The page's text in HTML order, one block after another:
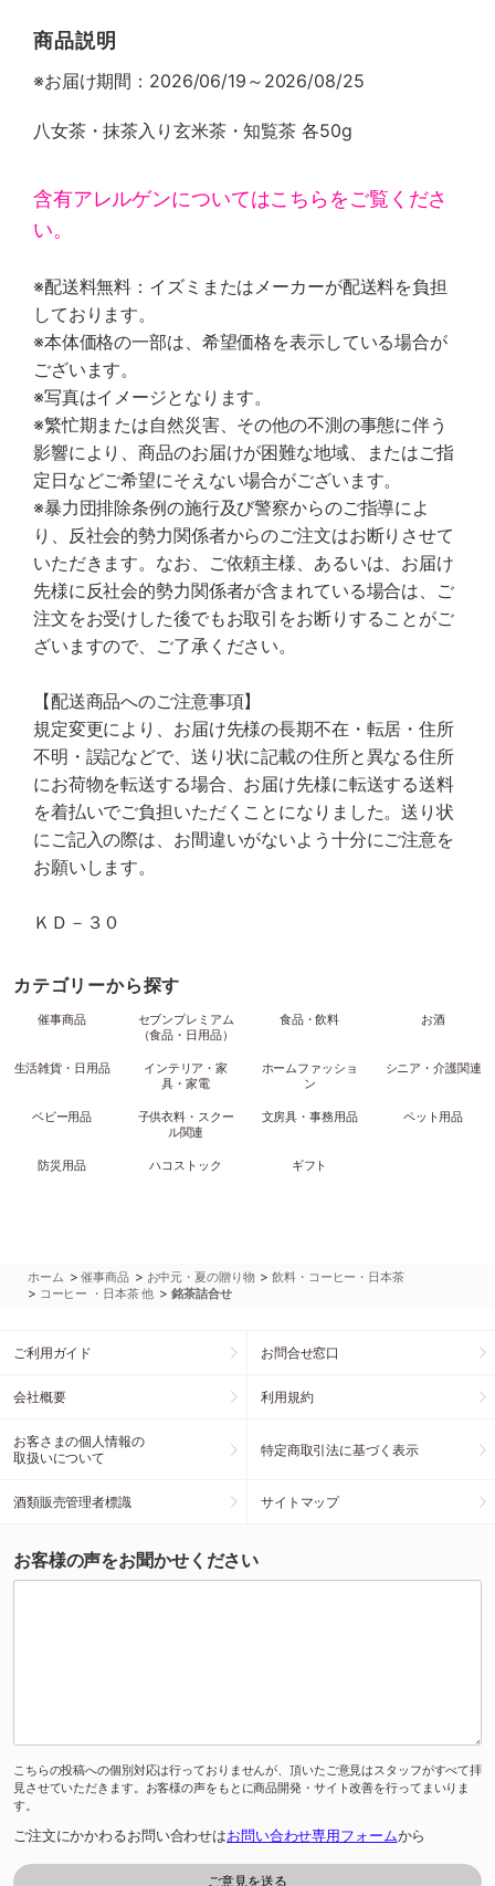
商品説明
※お届け期間：2026/06/19～2026/08/25
八女茶・抹茶入り玄米茶・知覧茶 各50g
含有アレルゲンについてはこちらをご覧くださ
い。
※配送料無料：イズミまたはメーカーが配送料を負担
しております。
※本体価格の一部は、希望価格を表示している場合が
ございます。
※写真はイメージとなります。
※繁忙期または自然災害、その他の不測の事態に伴う
影響により、商品のお届けが困難な地域、またはご指
定日などご希望にそえない場合がございます。
※暴力団排除条例の施行及び警察からのご指導によ
り、反社会的勢力関係者からのご注文はお断りさせて
いただきます。なお、ご依頼主様、あるいは、お届け
先様に反社会的勢力関係者が含まれている場合は、ご
注文をお受けした後でもお取引をお断りすることがご
ざいますので、ご了承ください。
【配送商品へのご注意事項】
規定変更により、お届け先様の長期不在・転居・住所
不明・誤記などで、送り状に記載の住所と異なる住所
にお荷物を転送する場合、お届け先様に転送する送料
を着払いでご負担いただくことになりました。送り状
にご記入の際は、お間違いがないよう十分にご注意を
お願いします。
ＫＤ－３０
カテゴリーから探す
催事商品
セブンプレミアム
（食品・日用品）
食品・飲料 お酒
生活雑貨・日用品
インテリア・家
具・家電
ホームファッショ
ン
シニア・介護関連
ベビー用品
子供衣料・スクー
ル関連
文房具・事務用品 ペット用品
防災用品 ハコストック ギフト
ホーム >催事商品 > お中元・夏の贈り物 >飲料・コーヒー・日本茶
> コーヒー ・日本茶 他 >銘茶詰合せ
ご利用ガイド お問合せ窓口
会社概要 利用規約
お客さまの個人情報の
取扱いについて
特定商取引法に基づく表示
酒類販売管理者標識 サイトマップ
お客様の声をお聞かせください
こちらの投稿への個別対応は行っておりませんが、頂いたご意見はスタッフがすべて拝
見させていただきます。お客様の声をもとに商品開発・サイト改善を行ってまいりま
す。
ご注文にかかわるお問い合わせはお問い合わせ専用フォームから